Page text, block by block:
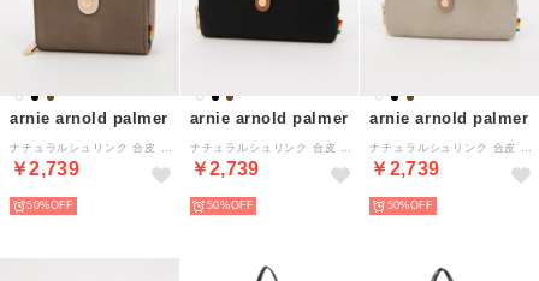
arnie arnold palmer
￥2,739
50%
arnie arnold palmer
￥2,739
50%
arnie arnold palmer
￥2,739
50%